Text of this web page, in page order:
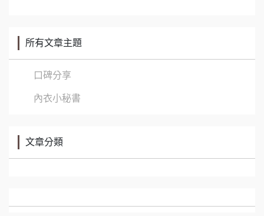
所有文章主題
口碑分享
內衣小秘書
文章分類